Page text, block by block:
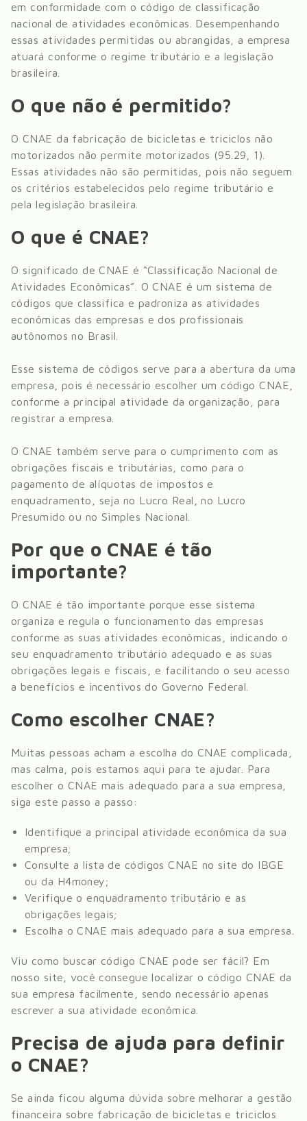
em conformidade com o código de classificação
nacional de atividades econômicas. Desempenhando
essas atividades permitidas ou abrangidas, a empresa
atuará conforme o regime tributário e a legislação
brasileira.
O que não é permitido?
O CNAE da fabricação de bicicletas e triciclos não
motorizados não permite motorizados (95.29, 1)
Essas atividades não são permitidas, pois não seguem
os critérios estabelecidos pelo regime tributário e
pela legislação brasileira.
O que é CNAE?
O significado de CNAE é “Classificação Nacional de
Atividades Econômicas”. O CNAE é um sistema de
códigos que classifica e padroniza as atividades
econômicas das empresas e dos profissionais
autônomos no Brasil.
Esse sistema de códigos serve para a abertura da uma
empresa, pois é necessário escolher um código CNAE,
conforme a principal atividade da organização, para
registrar a empresa.
O CNAE também serve para o cumprimento com as
obrigações fiscais e tributárias, como para o
pagamento de alíquotas de impostos e
enquadramento, seja no Lucro Real, no Lucro
Presumido ou no Simples Nacional.
Por que o CNAE é tão
importante?
O CNAE é tão importante porque esse sistema
organiza e regula o funcionamento das empresas
conforme as suas atividades econômicas, indicando o
seu enquadramento tributário adequado e as suas
obrigações legais e fiscais, e facilitando o seu acesso
a benefícios e incentivos do Governo Federal.
Como escolher CNAE?
Muitas pessoas acham a escolha do CNAE complicada,
mas calma, pois estamos aqui para te ajudar. Para
escolher o CNAE mais adequado para a sua empresa,
siga este passo a passo:
Identifique a principal atividade econômica da sua
empresa;
Consulte a lista de códigos CNAE no site do IBGE
ou da H4money;
Verifique o enquadramento tributário e as
obrigações legais;
Escolha o CNAE mais adequado para a sua empresa.
Viu como buscar código CNAE pode ser fácil? Em
nosso site, você consegue localizar o código CNAE da
sua empresa facilmente, sendo necessário apenas
escrever a sua atividade econômica.
Precisa de ajuda para definir
o CNAE?
Se ainda ficou alguma dúvida sobre melhorar a gestão
financeira sobre fabricação de bicicletas e triciclos